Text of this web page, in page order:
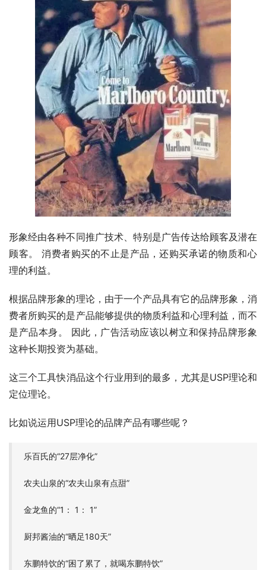
形象经由各种不同推广技术、特别是广告传达给顾客及潜在
顾客。 消费者购买的不止是产品，还购买承诺的物质和心
理的利益。
根据品牌形象的理论，由于一个产品具有它的品牌形象，消
费者所购买的是产品能够提供的物质利益和心理利益，而不
是产品本身。 因此，广告活动应该以树立和保持品牌形象
这种长期投资为基础。
这三个工具快消品这个行业用到的最多，尤其是USP理论和
定位理论。
比如说运用USP理论的品牌产品有哪些呢？
乐百氏的“27层净化”
农夫山泉的“农夫山泉有点甜”
金龙鱼的“1： 1： 1”
厨邦酱油的“晒足180天”
东鹏特饮的“困了累了，就喝东鹏特饮”